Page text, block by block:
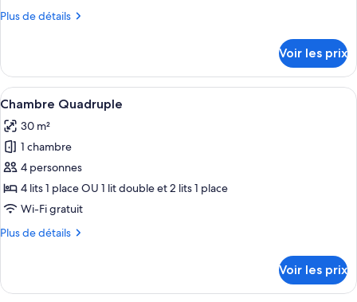
chambre :
ou
avec
lits
jumeaux,
balcon
Plus de détails
Plus
le
type
de
Chambre
Double
ou
avec
lits
jumeaux,
balcon
Voir les prix
Afficher
toutes
les
photos
pour
ce
type
chambre :
Une chambre d’hôtel avec deux lits,
5
Chambre Quadruple
30 m²
1 chambre
4 personnes
4 lits 1 place OU 1 lit double et 2 lits 1 place
Wi-Fi gratuit
Plus de détails
Plus
le
Voir les prix